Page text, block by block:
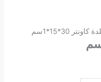
كاونتر 30*15*1سم